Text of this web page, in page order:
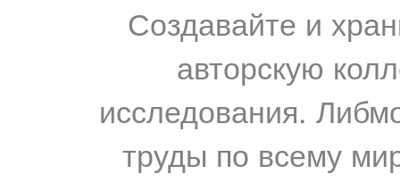
Создавайте и
авторскую
исследования.
труды по всему